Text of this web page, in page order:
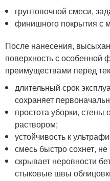
грунтовочной смеси,
финишного покрытия с
После нанесения,
поверхность с особенной
преимуществами перед
длительный срок
сохраняет
простота уборки,
раствором;
устойчивость к
смесь быстро сохнет, не
скрывает неровности
стыковые швы